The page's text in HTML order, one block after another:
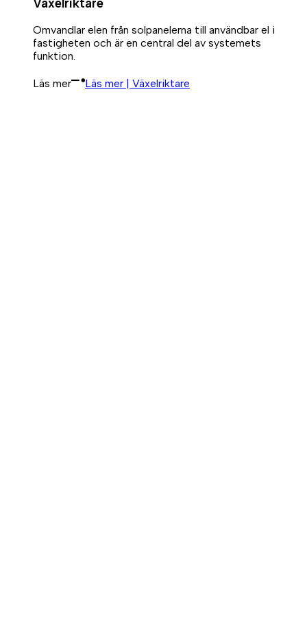
Omvandlar elen från solpanelerna till användbar el i
fastigheten och är en central del av systemets
funktion.
Läs mer Läs mer | Växelriktare